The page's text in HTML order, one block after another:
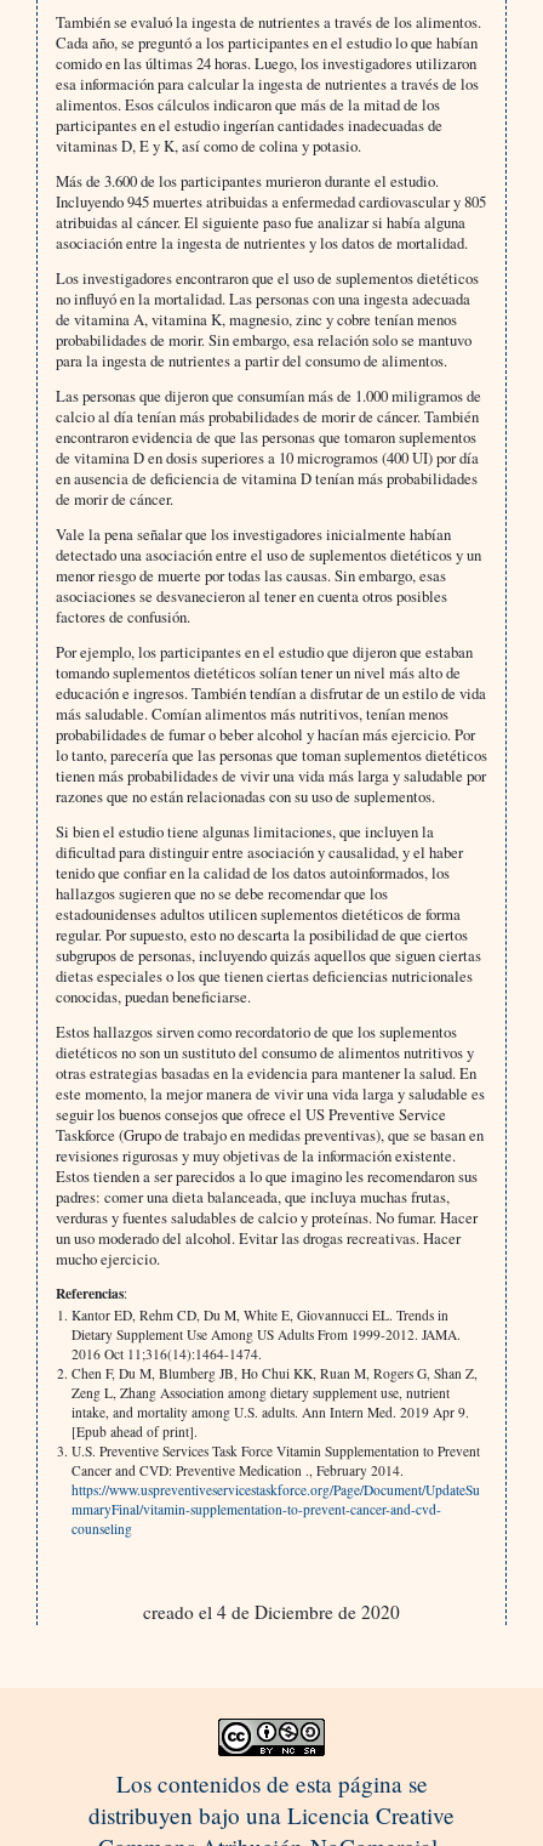
También se evaluó la ingesta de nutrientes a través de los alimentos.
Cada año, se preguntó a los participantes en el estudio lo que habían
comido en las últimas 24 horas. Luego, los investigadores utilizaron
esa información para calcular la ingesta de nutrientes a través de los
alimentos. Esos cálculos indicaron que más de la mitad de los
participantes en el estudio ingerían cantidades inadecuadas de
vitaminas D, E y K, así como de colina y potasio.
Más de 3.600 de los participantes murieron durante el estudio.
Incluyendo 945 muertes atribuidas a enfermedad cardiovascular y 805
atribuidas al cáncer. El siguiente paso fue analizar si había alguna
asociación entre la ingesta de nutrientes y los datos de mortalidad.
Los investigadores encontraron que el uso de suplementos dietéticos
no influyó en la mortalidad. Las personas con una ingesta adecuada
de vitamina A, vitamina K, magnesio, zinc y cobre tenían menos
probabilidades de morir. Sin embargo, esa relación solo se mantuvo
para la ingesta de nutrientes a partir del consumo de alimentos.
Las personas que dijeron que consumían más de 1.000 miligramos de
calcio al día tenían más probabilidades de morir de cáncer. También
encontraron evidencia de que las personas que tomaron suplementos
de vitamina D en dosis superiores a 10 microgramos (400 UI) por día
en ausencia de deficiencia de vitamina D tenían más probabilidades
de morir de cáncer.
Vale la pena señalar que los investigadores inicialmente habían
detectado una asociación entre el uso de suplementos dietéticos y un
menor riesgo de muerte por todas las causas. Sin embargo, esas
asociaciones se desvanecieron al tener en cuenta otros posibles
factores de confusión.
Por ejemplo, los participantes en el estudio que dijeron que estaban
tomando suplementos dietéticos solían tener un nivel más alto de
educación e ingresos. También tendían a disfrutar de un estilo de vida
más saludable. Comían alimentos más nutritivos, tenían menos
probabilidades de fumar o beber alcohol y hacían más ejercicio. Por
lo tanto, parecería que las personas que toman suplementos dietéticos
tienen más probabilidades de vivir una vida más larga y saludable por
razones que no están relacionadas con su uso de suplementos.
Si bien el estudio tiene algunas limitaciones, que incluyen la
dificultad para distinguir entre asociación y causalidad, y el haber
tenido que confiar en la calidad de los datos autoinformados, los
hallazgos sugieren que no se debe recomendar que los
estadounidenses adultos utilicen suplementos dietéticos de forma
regular. Por supuesto, esto no descarta la posibilidad de que ciertos
subgrupos de personas, incluyendo quizás aquellos que siguen ciertas
dietas especiales o los que tienen ciertas deficiencias nutricionales
conocidas, puedan beneficiarse.
Estos hallazgos sirven como recordatorio de que los suplementos
dietéticos no son un sustituto del consumo de alimentos nutritivos y
otras estrategias basadas en la evidencia para mantener la salud. En
este momento, la mejor manera de vivir una vida larga y saludable es
seguir los buenos consejos que ofrece el US Preventive Service
Taskforce (Grupo de trabajo en medidas preventivas), que se basan en
revisiones rigurosas y muy objetivas de la información existente.
Estos tienden a ser parecidos a lo que imagino les recomendaron sus
padres: comer una dieta balanceada, que incluya muchas frutas,
verduras y fuentes saludables de calcio y proteínas. No fumar. Hacer
un uso moderado del alcohol. Evitar las drogas recreativas. Hacer
mucho ejercicio.
Referencias:
Kantor ED, Rehm CD, Du M, White E, Giovannucci EL. Trends in
Dietary Supplement Use Among US Adults From 1999-2012. JAMA.
2016 Oct 11;316(14):1464-1474.
Chen F, Du M, Blumberg JB, Ho Chui KK, Ruan M, Rogers G, Shan Z,
Zeng L, Zhang Association among dietary supplement use, nutrient
intake, and mortality among U.S. adults. Ann Intern Med. 2019 Apr 9.
[Epub ahead of print].
U.S. Preventive Services Task Force Vitamin Supplementation to Prevent
Cancer and CVD: Preventive Medication ., February 2014.
https://www.uspreventiveservicestaskforce.org/Page/Document/UpdateSu
mmaryFinal/vitamin-supplementation-to-prevent-cancer-and-cvd-
counseling
creado el 4 de Diciembre de 2020
Los contenidos de esta página se
distribuyen bajo una Licencia Creative